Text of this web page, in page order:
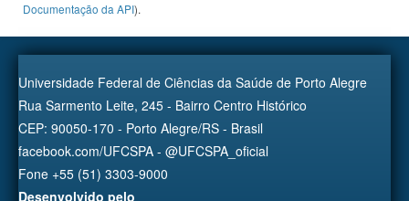
Documentação da API).
Universidade Federal de Ciências da Saúde de Porto Alegre
Rua Sarmento Leite, 245 - Bairro Centro Histórico
CEP: 90050-170 - Porto Alegre/RS - Brasil
facebook.com/UFCSPA - @UFCSPA_oficial
Fone +55 (51) 3303-9000
Desenvolvido pelo